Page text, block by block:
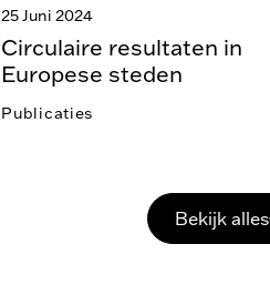
Circulaire resultaten in
Europese steden
25 Juni 2024
Publicaties
Bekijk alles